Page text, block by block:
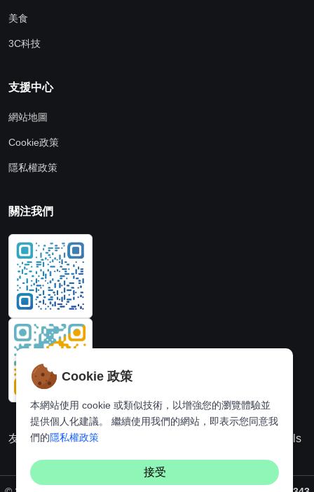
美食
3C科技
支援中心
網站地圖
Cookie政策
隱私權政策
關注我們
友情連結：動漫派 Hi,online tools
Cookie 政策
本網站使用 cookie 或類似技術，以增強您的瀏覽體驗並
提供個人化建議。 繼續使用我們的網站，即表示您同意我
們的隱私權政策
接受